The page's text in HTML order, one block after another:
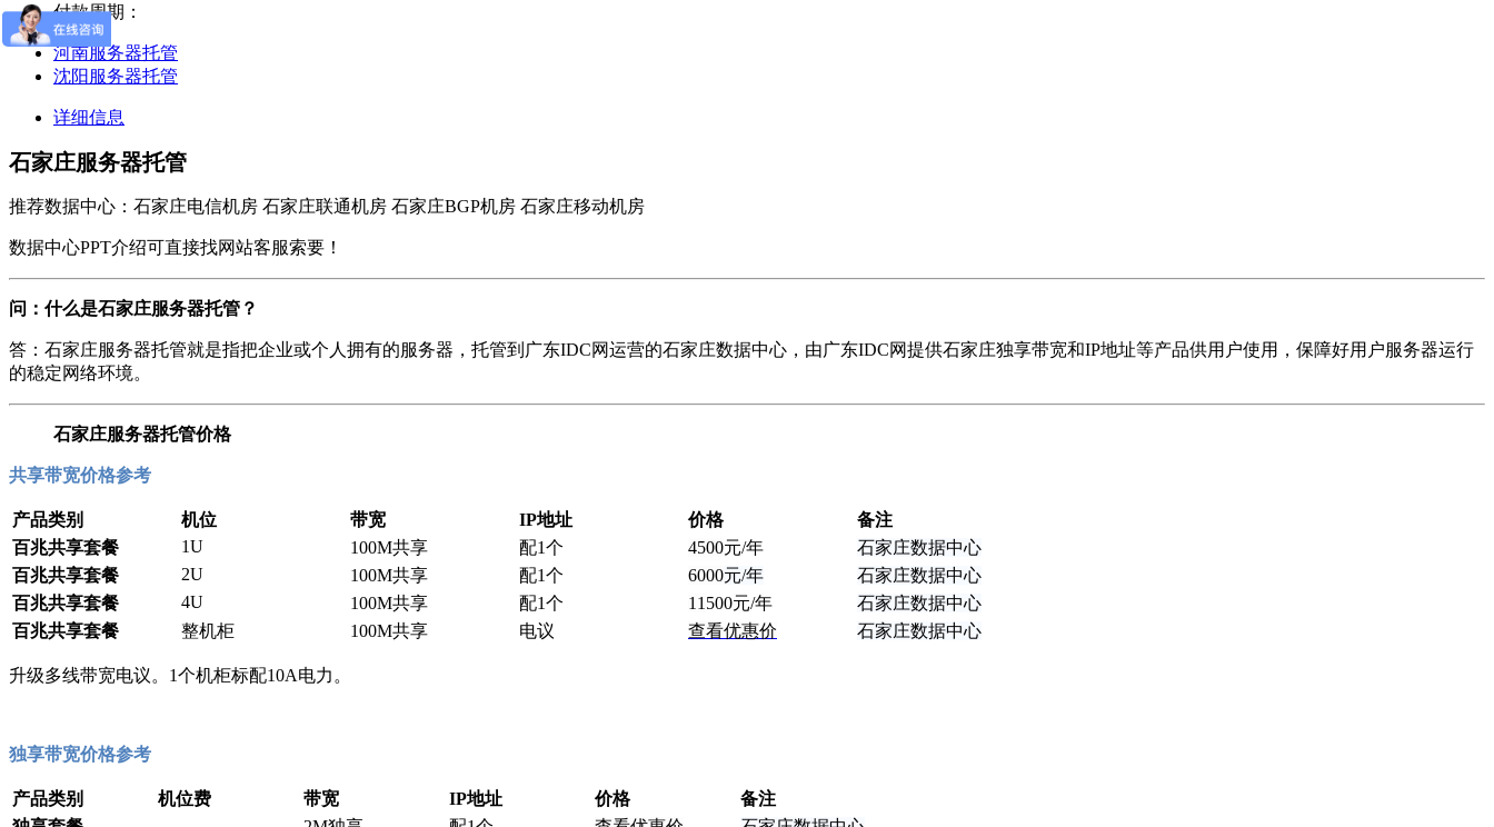
付款周期：
河南服务器托管
沈阳服务器托管
详细信息
石家庄服务器托管
推荐数据中心：石家庄电信机房 石家庄联通机房 石家庄BGP机房 石家庄移动机房
数据中心PPT介绍可直接找网站客服索要！
问：什么是石家庄服务器托管？
答：石家庄服务器托管就是指把企业或个人拥有的服务器，托管到广东IDC网运营的石家庄数据中心，由广东IDC网提供石家庄独享带宽和IP地址等产品供用户使用，保障好用户服务器运行
的稳定网络环境。
石家庄服务器托管价格
共享带宽价格参考
产品类别 机位 带宽 IP地址 价格
备注
百兆共享套餐
1U 100M共享 配1个 4500元/年
石家庄数据中心
百兆共享套餐
2U 100M共享 配1个 6000元/年
石家庄数据中心
百兆共享套餐
4U 100M共享 配1个 11 500元/年
石家庄数据中心
百兆共享套餐
整机柜 100M共享 电议 查看优惠价 石家庄数据中心
升级多线带宽电议。1个机柜标配10A电力。
独享带宽价格参考
产品类别 机位费 带宽 IP地址 价格
备注